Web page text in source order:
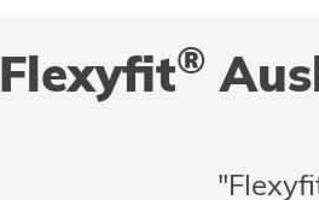
Flexyfit®